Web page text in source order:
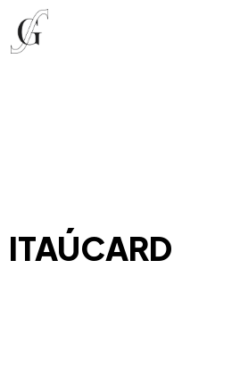
ITAÚCARD